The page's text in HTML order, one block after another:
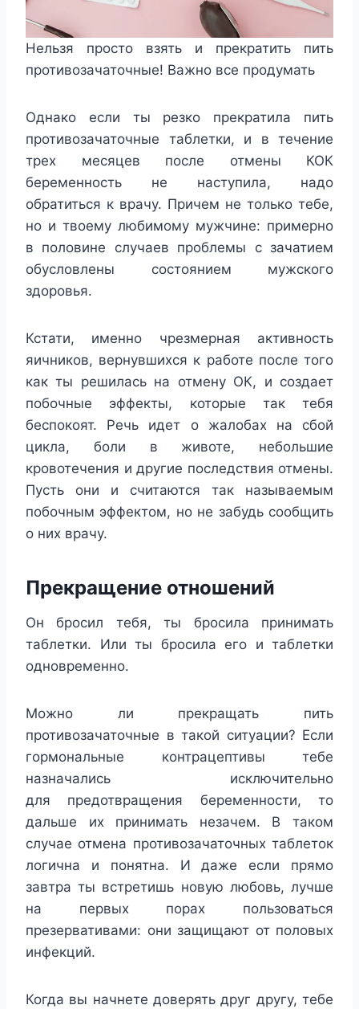
Нельзя просто взять и прекратить пить
противозачаточные! Важно все продумать
Однако если ты резко прекратила пить
противозачаточные таблетки, и в течение
трех месяцев после отмены КОК
беременность не наступила, надо
обратиться к врачу. Причем не только тебе,
но и твоему любимому мужчине: примерно
в половине случаев проблемы с зачатием
обусловлены состоянием мужского
здоровья.
Кстати, именно чрезмерная активность
яичников, вернувшихся к работе после того
как ты решилась на отмену ОК, и создает
побочные эффекты, которые так тебя
беспокоят. Речь идет о жалобах на сбой
цикла, боли в животе, небольшие
кровотечения и другие последствия отмены.
Пусть они и считаются так называемым
побочным эффектом, но не забудь сообщить
о них врачу.
Прекращение отношений
Он бросил тебя, ты бросила принимать
таблетки. Или ты бросила его и таблетки
одновременно.
Можно ли прекращать пить
противозачаточные в такой ситуации? Если
гормональные контрацептивы тебе
назначались исключительно
для предотвращения беременности, то
дальше их принимать незачем. В таком
случае отмена противозачаточных таблеток
логична и понятна. И даже если прямо
завтра ты встретишь новую любовь, лучше
на первых порах пользоваться
презервативами: они защищают от половых
инфекций.
Когда вы начнете доверять друг другу, тебе